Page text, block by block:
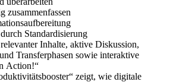
zusammenfassen
Standardisierung
Inhalte, aktive Diskussion,
Transferphasen sowie interaktive
Action!“
zeigt, wie digitale